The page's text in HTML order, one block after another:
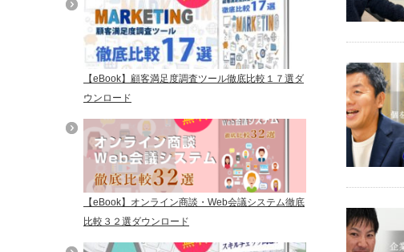
【eBook】顧客満足度調査ツール徹底比較１７選ダ
ウンロード
【eBook】オンライン商談・Web会議システム徹底
比較３２選ダウンロード